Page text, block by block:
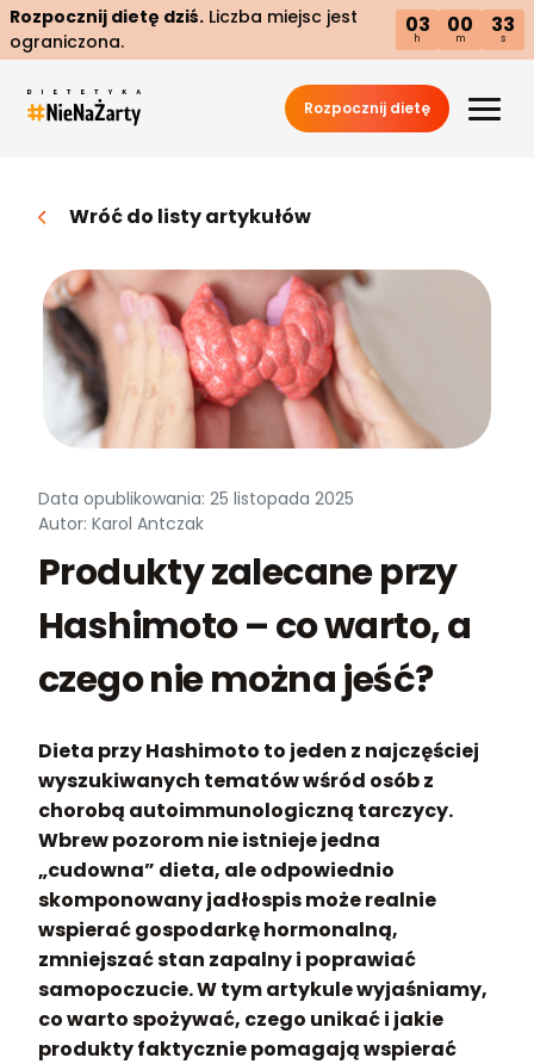
Rozpocznij dietę dziś. Liczba miejsc jest
ograniczona.
03
h
00
m
32
s
Rozpocznij dietę
Wróć do listy artykułów
Data opublikowania: 25 listopada 2025
Autor: Karol Antczak
Produkty zalecane przy
Hashimoto – co warto, a
czego nie można jeść?
Dieta przy Hashimoto to jeden z najczęściej
wyszukiwanych tematów wśród osób z
chorobą autoimmunologiczną tarczycy.
Wbrew pozorom nie istnieje jedna
„cudowna” dieta, ale odpowiednio
skomponowany jadłospis może realnie
wspierać gospodarkę hormonalną,
zmniejszać stan zapalny i poprawiać
samopoczucie. W tym artykule wyjaśniamy,
co warto spożywać, czego unikać i jakie
produkty faktycznie pomagają wspierać